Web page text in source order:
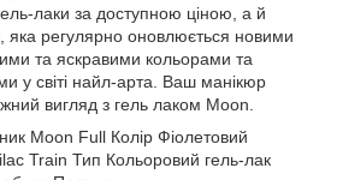
гель-лаки за доступною ціною, а й
яка регулярно оновлюється новими
та яскравими кольорами та
у світі найл-арта. Ваш манікюр
вигляд з гель лаком Moon.
Moon Full Колір Фіолетовий
Train Тип Кольоровий гель-лак